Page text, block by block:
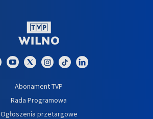
Abonament TVP
Rada Programowa
Ogłoszenia przetargowe